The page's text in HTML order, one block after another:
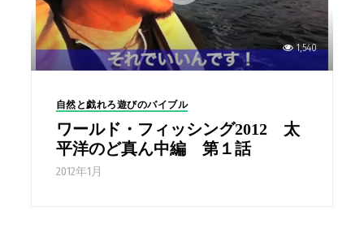
1,540
自然と戯れろ遊びのバイブル
ワールド・フィッシング2012 太
平洋のど真ん中編 第１話
2012年1月